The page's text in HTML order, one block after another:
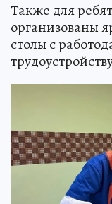
Также для
организованы
столы с